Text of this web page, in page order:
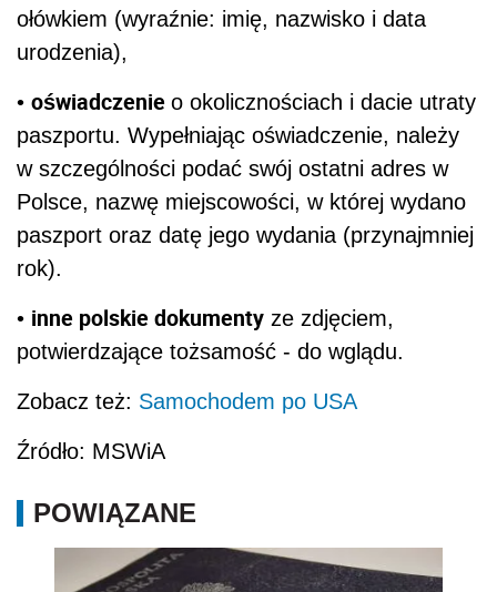
ołówkiem (wyraźnie: imię, nazwisko i data
urodzenia),
• oświadczenie o okolicznościach i dacie utraty
paszportu. Wypełniając oświadczenie, należy
w szczególności podać swój ostatni adres w
Polsce, nazwę miejscowości, w której wydano
paszport oraz datę jego wydania (przynajmniej
rok).
• inne polskie dokumenty ze zdjęciem,
potwierdzające tożsamość - do wglądu.
Zobacz też: Samochodem po USA
Źródło: MSWiA
POWIĄZANE